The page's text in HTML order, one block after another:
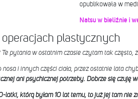
opublikowała w
Natsu w bieliźnie i
plastycznych
pytania w ostatnim czasie czytam tak często,
i innych części ciała, przez ostatnie lata
ani psychicznej potrzeby. Dobrze się czuję
którą byłam 10 lat temu, to już jej tam nie